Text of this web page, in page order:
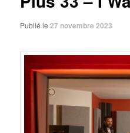
Publié le27 novembre 2023